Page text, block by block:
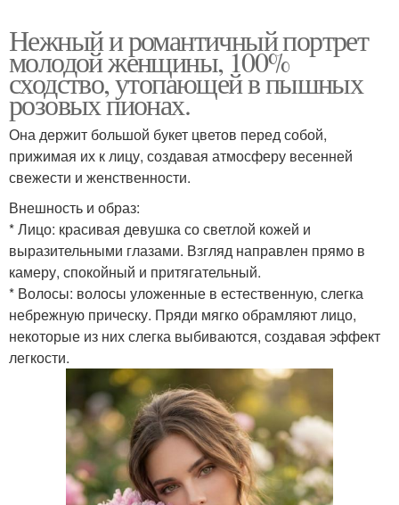
Нежный и романтичный портрет
молодой женщины, 100%
сходство, утопающей в пышных
розовых пионах.
Она держит большой букет цветов перед собой,
прижимая их к лицу, создавая атмосферу весенней
свежести и женственности.
Внешность и образ:
* Лицо: красивая девушка со светлой кожей и
выразительными глазами. Взгляд направлен прямо в
камеру, спокойный и притягательный.
* Волосы: волосы уложенные в естественную, слегка
небрежную прическу. Пряди мягко обрамляют лицо,
некоторые из них слегка выбиваются, создавая эффект
легкости.